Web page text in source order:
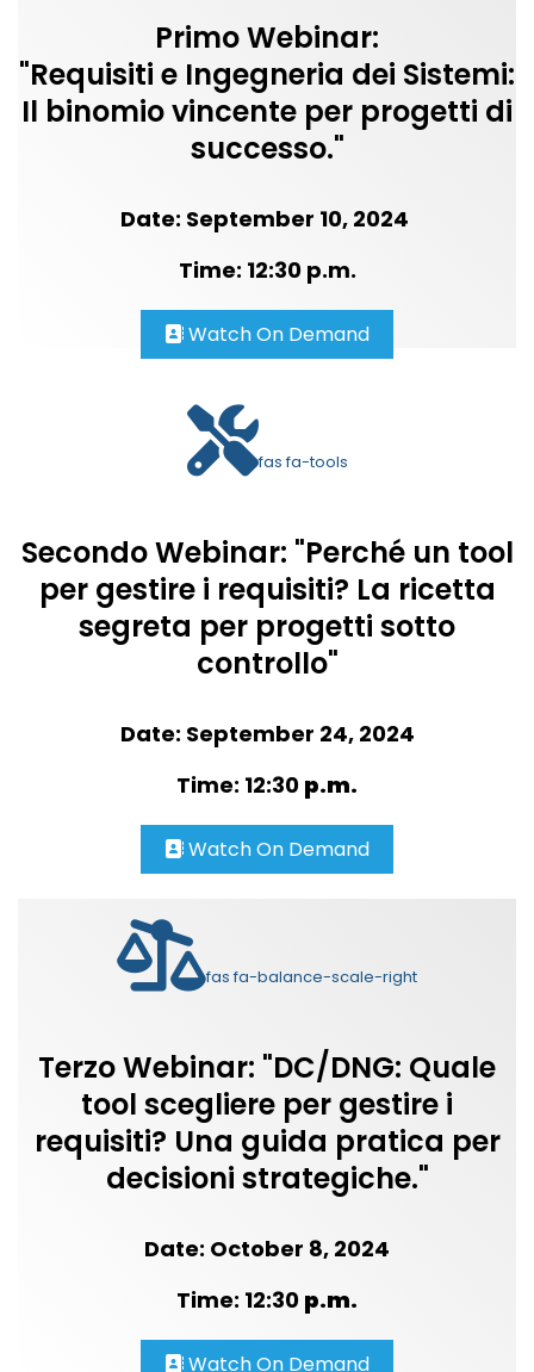
Primo Webinar:
"Requisiti e Ingegneria dei Sistemi:
Il binomio vincente per progetti di
successo."
Date: September 10, 2024
Time: 12:30 p.m.
Watch On Demand
fas fa-tools
Secondo Webinar: "Perché un tool
per gestire i requisiti? La ricetta
segreta per progetti sotto
controllo"
Date: September 24, 2024
Time: 12:30 p.m.
Watch On Demand
fas fa-balance-scale-right
Terzo Webinar: "DC/DNG: Quale
tool scegliere per gestire i
requisiti? Una guida pratica per
decisioni strategiche."
Date: October 8, 2024
Time: 12:30 p.m.
Watch On Demand